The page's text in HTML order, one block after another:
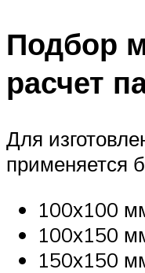
Подбор
расчет
Для
применяется
100х100
100х150
150х150